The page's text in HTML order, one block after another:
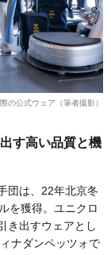
の公式ウェア（筆者撮影）
す高い品質と機
団は、22年北京冬
を獲得。ユニクロ
き出すウェアとし
ナダンペッツォで